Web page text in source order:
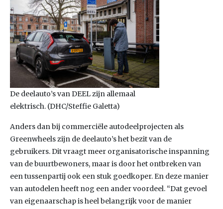
De deelauto’s van DEEL zijn allemaal
elektrisch. (DHC/Steffie Galetta)
Anders dan bij commerciële autodeelprojecten als
Greenwheels zijn de deelauto’s het bezit van de
gebruikers. Dit vraagt meer organisatorische inspanning
van de buurtbewoners, maar is door het ontbreken van
een tussenpartij ook een stuk goedkoper. En deze manier
van autodelen heeft nog een ander voordeel. “Dat gevoel
van eigenaarschap is heel belangrijk voor de manier